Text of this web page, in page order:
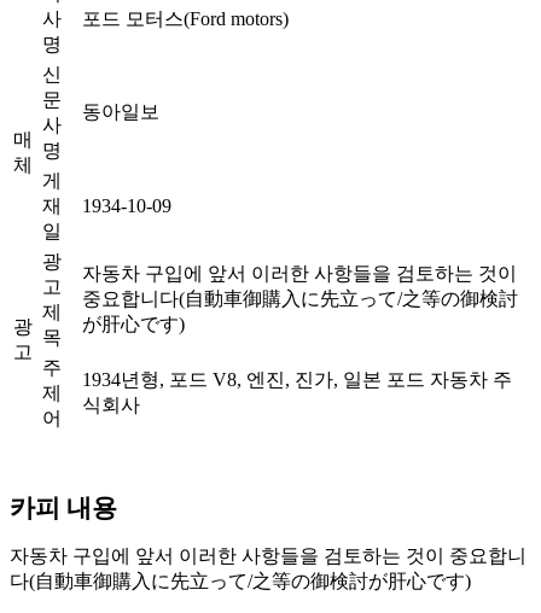
사
명
포드 모터스(Ford motors)
매
체
신
문
사
명
동아일보
게
재
일
1934-10-09
광
고
광
고
제
목
자동차 구입에 앞서 이러한 사항들을 검토하는 것이
중요합니다(自動車御購入に先立って/之等の御検討
が肝心です)
주
제
어
1934년형, 포드 V8, 엔진, 진가, 일본 포드 자동차 주
식회사
카피 내용
자동차 구입에 앞서 이러한 사항들을 검토하는 것이 중요합니
다(自動車御購入に先立って/之等の御検討が肝心です)